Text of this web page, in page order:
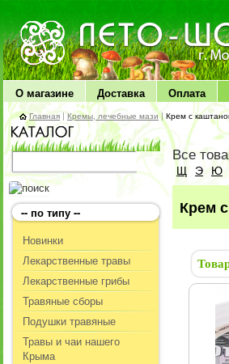
ЛЕТО чудо здоровья
О магазине Доставка Оплата
Главная | Кремы, лечебные мази|Крем с
-- по типу --
Новинки
Лекарственные травы
Лекарственные грибы
Травяные сборы
Подушки травяные
Травы и чаи нашего
Крыма
Все
Щ Э Ю
Крем